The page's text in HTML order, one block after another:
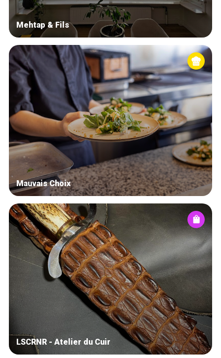
Mehtap & Fils
Mauvais Choix
LSCRNR - Atelier du Cuir